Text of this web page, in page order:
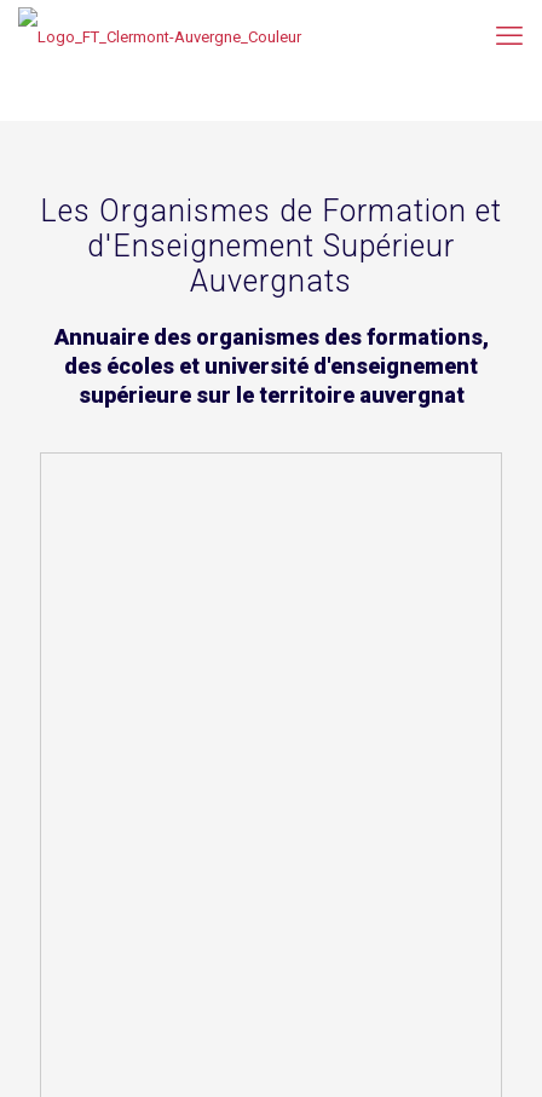
Les Organismes de Formation et
d'Enseignement Supérieur
Auvergnats
Annuaire des organismes des formations,
des écoles et université d'enseignement
supérieure sur le territoire auvergnat